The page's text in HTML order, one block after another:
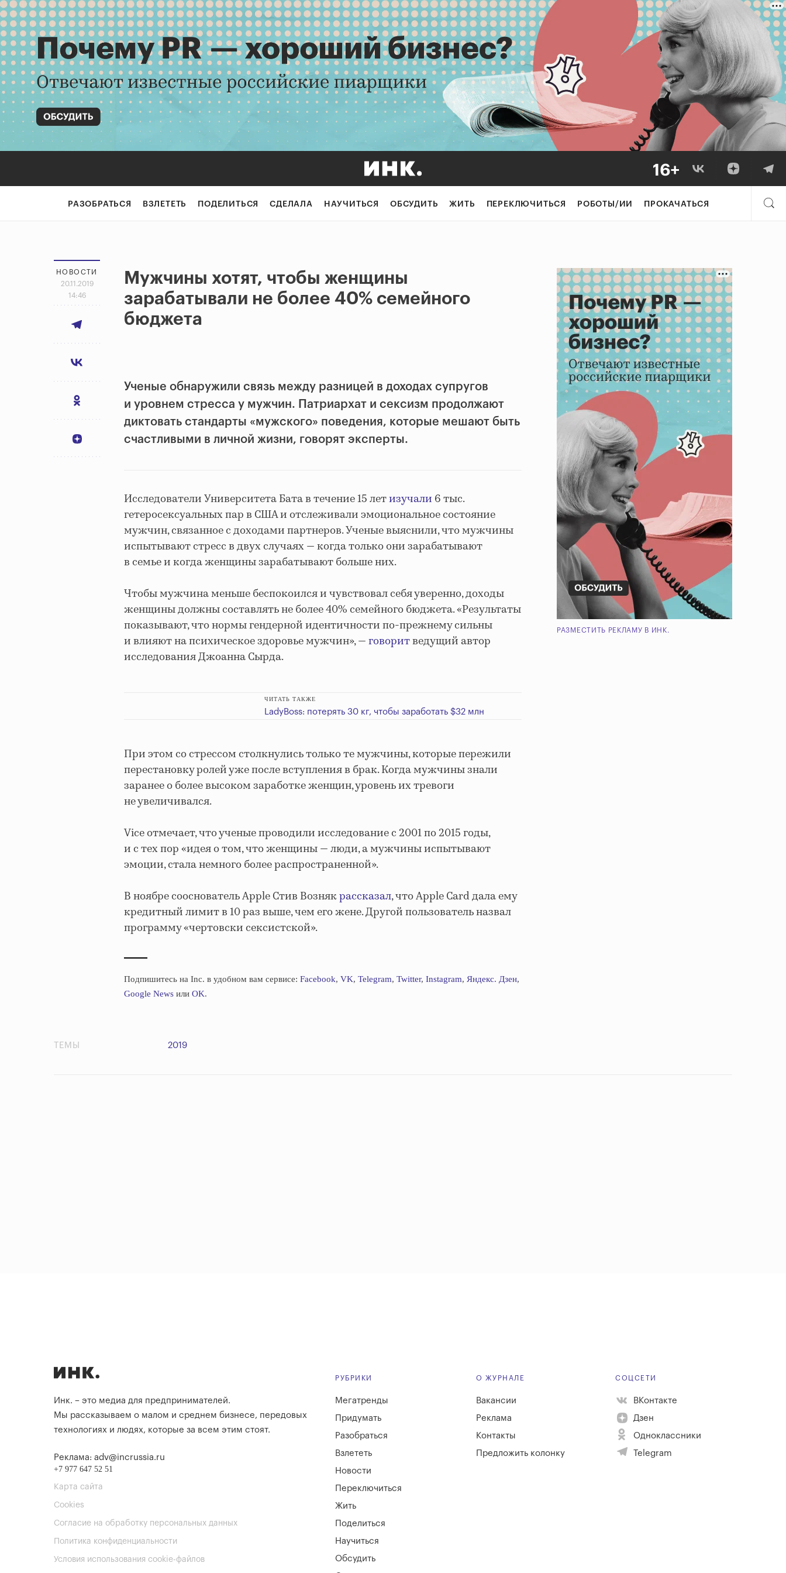
РАЗОБРАТЬСЯ ВЗЛЕТЕТЬ ПОДЕЛИТЬСЯ СДЕЛАЛА НАУЧИТЬСЯ ОБСУДИТЬ ЖИТЬ ПЕРЕКЛЮЧИТЬСЯ РОБОТЫ/ИИ ПРОКАЧАТЬСЯ
НОВОСТИ
20.11.2019
14:46
Мужчины хотят, чтобы женщины
зарабатывали не более 40% семейного
бюджета
Ученые обнаружили связь между разницей в доходах супругов
и уровнем стресса у мужчин. Патриархат и сексизм продолжают
диктовать стандарты «мужского» поведения, которые мешают быть
счастливыми в личной жизни, говорят эксперты.
Исследователи Университета Бата в течение 15 летизучали 6 тыс.
гетеросексуальных пар в США и отслеживали эмоциональное состояние
мужчин, связанное с доходами партнеров. Ученые выяснили, что мужчины
испытывают стресс в двух случаях — когда только они зарабатывают
в семье и когда женщины зарабатывают больше них.
Чтобы мужчина меньше беспокоился и чувствовал себя уверенно, доходы
женщины должны составлять не более 40% семейного бюджета. «Результаты
показывают, что нормы гендерной идентичности по-прежнему сильны
и влияют на психическое здоровье мужчин», —говоритведущий автор
исследования Джоанна Сырда.
ЧИТАТЬ ТАКЖЕ
LadyBoss: потерять 30 кг, чтобы заработать $32 млн
При этом со стрессом столкнулись только те мужчины, которые пережили
перестановку ролей уже после вступления в брак. Когда мужчины знали
заранее о более высоком заработке женщин, уровень их тревоги
не увеличивался.
Vice отмечает, что ученые проводили исследование с 2001 по 2015 годы,
и с тех пор «идея о том, что женщины — люди, а мужчины испытывают
эмоции, стала немного более распространенной».
В ноябре сооснователь Apple Стив Вознякрассказал, что Apple Card дала ему
кредитный лимит в 10 раз выше, чем его жене. Другой пользователь назвал
программу «чертовски сексистской».
Подпишитесь на Inc. в удобном вам сервисе: Facebook, VK, Telegram, Twitter, Instagram, Яндекс. Дзен,
Google News или OK.
РАЗМЕСТИТЬ РЕКЛАМУ В ИНК.
ТЕМЫ 2019
Инк. – это медиа для предпринимателей.
Мы рассказываем о малом и среднем бизнесе, передовых
технологиях и людях, которые за всем этим стоят.
Реклама: adv@incrussia.ru
+7 977 647 52 51
Карта сайта
Cookies
Согласие на обработку персональных данных
Политика конфиденциальности
Условия использования cookie-файлов
РУБРИКИ
Мегатренды
Придумать
Разобраться
Взлететь
Новости
Переключиться
Жить
Поделиться
Научиться
Обсудить
О ЖУРНАЛЕ
Вакансии
Реклама
Контакты
Предложить колонку
СОЦСЕТИ
ВКонтакте
Дзен
Одноклассники
Telegram